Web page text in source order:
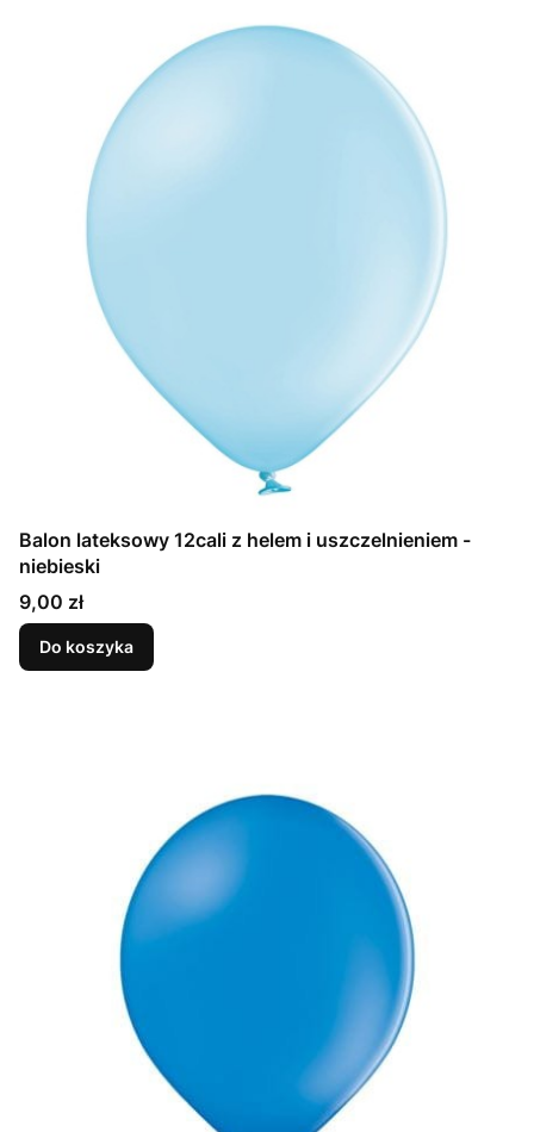
Balon lateksowy 12cali z helem i uszczelnieniem -
niebieski
Cena
9,00 zł
Do koszyka